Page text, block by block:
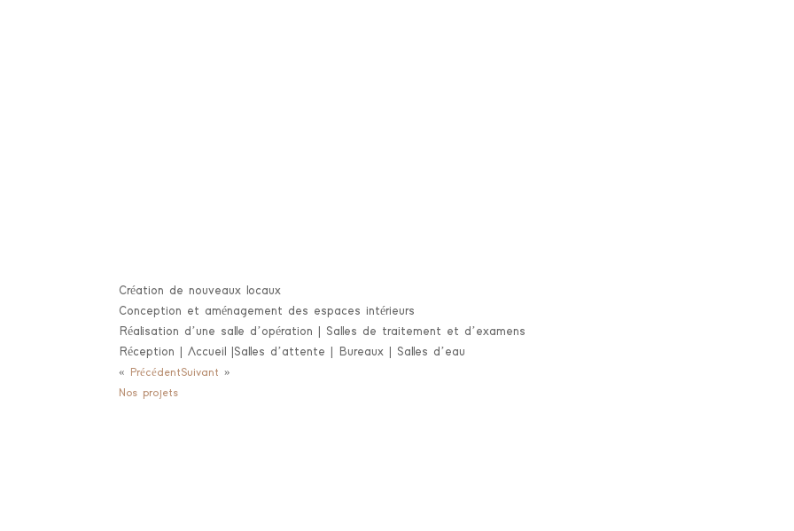
Création de nouveaux locaux
Conception et aménagement des espaces intérieurs
Réalisation d’une salle d’opération | Salles de traitement et d’examens
Réception | Accueil |Salles d’attente | Bureaux | Salles d’eau
« PrécédentSuivant »
Nos projets